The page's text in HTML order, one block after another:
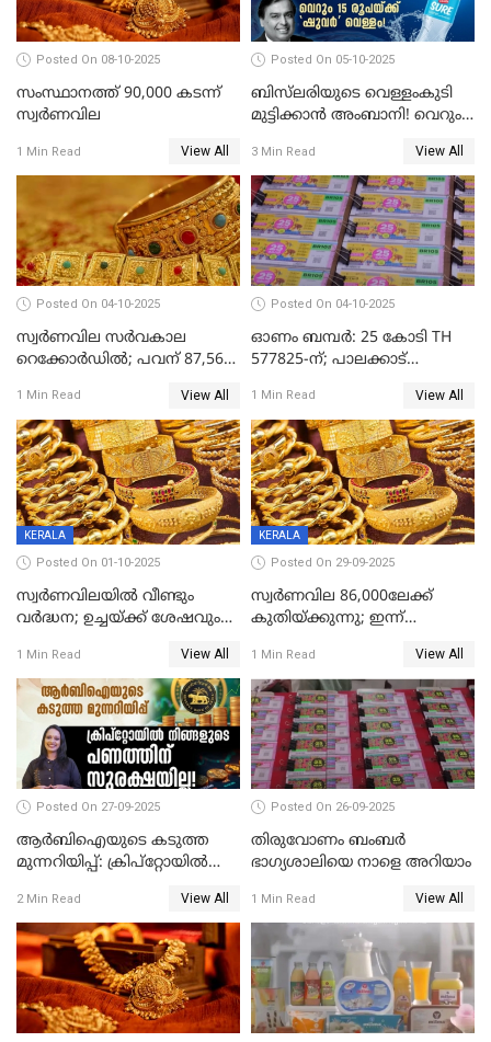
Posted On 08-10-2025
സംസ്ഥാനത്ത് 90,000 കടന്ന്
സ്വര്‍ണവില
1 Min Read View All
Posted On 05-10-2025
ബിസ്‌ലരിയുടെ വെള്ളംകുടി
മുട്ടിക്കാൻ അംബാനി! വെറും
3 Min Read View All
Posted On 04-10-2025
സ്വര്‍ണവില സര്‍വകാല
റെക്കോര്‍ഡില്‍; പവന് 87,560
1 Min Read View All
Posted On 04-10-2025
ഓണം ബമ്പർ: 25 കോടി TH
577825-ന്; പാലക്കാട്
മുന്നിൽ
1 Min Read View All
KERALA
Posted On 01-10-2025
സ്വർണവിലയിൽ വീണ്ടും
വർദ്ധന; ഉച്ചയ്ക്ക് ശേഷവും
കൂടിയത് പവന് 2,760 രൂപ
1 Min Read View All
KERALA
Posted On 29-09-2025
സ്വര്‍ണവില 86,000ലേക്ക്
കുതിയ്ക്കുന്നു; ഇന്ന്
1040 രൂപ
1 Min Read View All
Posted On 27-09-2025
ആർബിഐയുടെ കടുത്ത
മുന്നറിയിപ്പ്: ക്രിപ്റ്റോയിൽ
സുരക്ഷയില്ല!
2 Min Read View All
Posted On 26-09-2025
തിരുവോണം ബംബര്‍
ഭാഗ്യശാലിയെ നാളെ അറിയാം
1 Min Read View All